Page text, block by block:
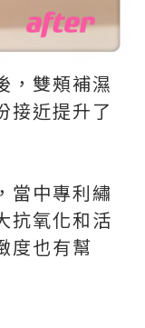
，雙頰補濕
接近提升了
當中專利繡
抗氧化和活
度也有幫